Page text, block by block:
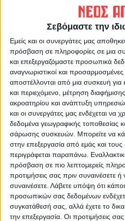
Σεβόμαστε την
Εμείς και οι συνεργάτες μας
πρόσβαση σε πληροφορίες σε μια
και επεξεργαζόμαστε προσωπικά
αναγνωριστικοί και
αποστέλλονται από μια συσκευή για
και περιεχόμενο, μέτρηση
ακροατηρίου και ανάπτυξη
και οι συνεργάτες μας ενδέχεται να
δεδομένα γεωγραφικής τοποθεσίας
σάρωσης συσκευών. Μπορείτε να
στην επεξεργασία από εμάς και
περιγράφεται παραπάνω.
πρόσβαση σε πιο λεπτομερείς
προτιμήσεις σας πριν συναινέσετε ή
συναινέσετε. Λάβετε υπόψη ότι
προσωπικών σας δεδομένων
συγκατάθεσή σας, αλλά έχετε το
την επεξεργασία. Οι προτιμήσεις
επιδοτήσεων του µπλοκ.
αποκάλυψε στις 16
σηµατοδοτεί µόνο το
σαρωτικού
επαναπροσδιορίσει την
Πολιτική στον πυρήνα
Ωστόσο, ο Επίτροπος
Κριστόφ Χάνσεν,
δύσκολο δρόµο µπροστά
της µετατόπισης
προηγουµένου
απορροφηθεί σε ένα
παράλληλα µε
µηχανισµούς
Πολιτική Συνοχής ή οι